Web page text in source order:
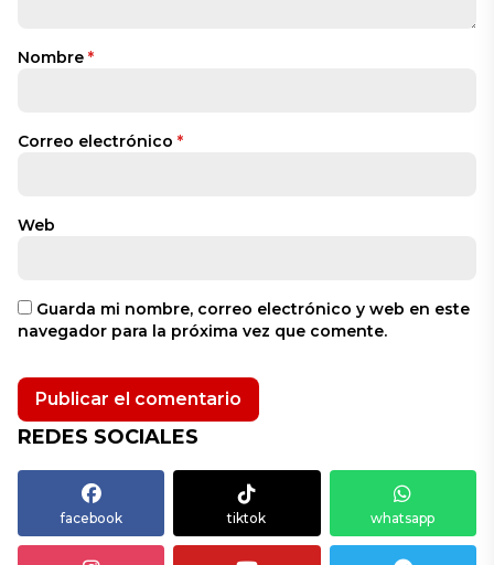
Nombre *
Correo electrónico *
Web
Guarda mi nombre, correo electrónico y web en este
navegador para la próxima vez que comente.
REDES SOCIALES
facebook tiktok whatsapp